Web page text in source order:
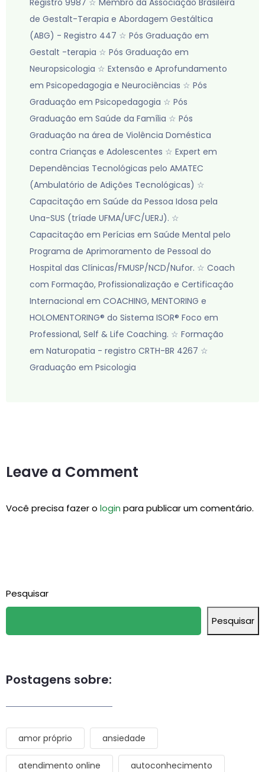
de Gestalt-Terapia e Abordagem Gestáltica
(ABG) - Registro 447 ☆ Pós Graduação em
Gestalt -terapia ☆ Pós Graduação em
Neuropsicologia ☆ Extensão e Aprofundamento
em Psicopedagogia e Neurociências ☆ Pós
Graduação em Psicopedagogia ☆ Pós
Graduação em Saúde da Família ☆ Pós
Graduação na área de Violência Doméstica
contra Crianças e Adolescentes ☆ Expert em
Dependências Tecnológicas pelo AMATEC
(Ambulatório de Adições Tecnológicas) ☆
Capacitação em Saúde da Pessoa Idosa pela
Una-SUS (tríade UFMA/UFC/UERJ). ☆​
Capacitação em Perícias em Saúde Mental pelo
Programa de Aprimoramento de Pessoal do
Hospital das Clínicas/FMUSP/NCD/Nufor. ☆ Coach
com Formação, Profissionalização e Certificação
Internacional em COACHING, MENTORING e
HOLOMENTORING® do Sistema ISOR® Foco em
Professional, Self & Life Coaching. ☆ Formação
em Naturopatia - registro CRTH-BR 4267 ☆
Graduação em Psicologia
Leave a Comment
Você precisa fazer o login para publicar um comentário.
Pesquisar
Pesquisar
Postagens sobre:
amor próprio ansiedade
atendimento online autoconhecimento